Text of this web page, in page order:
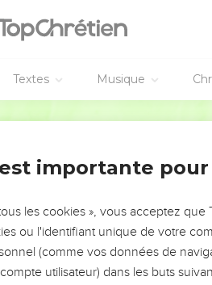
Textes Musique
!
leur vision. Mais on voit
même que ce sont
importante pour
les cookies », vous acceptez que
ou l'identifiant unique de votre
(comme vos données de
utilisateur) dans les buts